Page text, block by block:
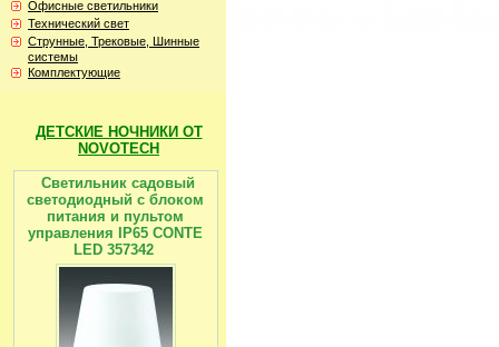
Офисные светильники
Технический свет
Струнные, Трековые, Шинные
системы
Комплектующие
ДЕТСКИЕ НОЧНИКИ ОТ
NOVOTECH
Светильник садовый
светодиодный с блоком
питания и пультом
управления IP65 CONTE
LED 357342